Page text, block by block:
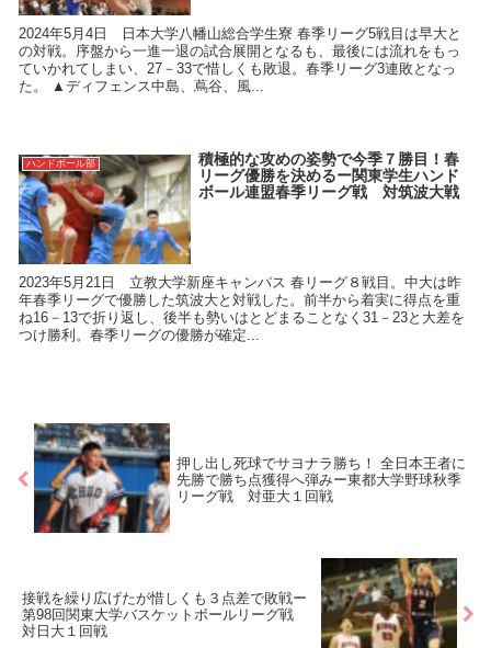
2024年5月4日 日本大学八幡山総合学生寮 春季リーグ5戦目は早大と
の対戦。序盤から一進一退の試合展開となるも、最後には流れをもっ
ていかれてしまい、27－33で惜しくも敗退。春季リーグ3連敗となっ
た。 ▲ディフェンス中島、蔦谷、風...
ハンドボール部
積極的な攻めの姿勢で今季７勝目！春
リーグ優勝を決めるー関東学生ハンド
ボール連盟春季リーグ戦 対筑波大戦
2023年5月21日 立教大学新座キャンパス 春リーグ８戦目。中大は昨
年春季リーグで優勝した筑波大と対戦した。前半から着実に得点を重
ね16－13で折り返し、後半も勢いはとどまることなく31－23と大差を
つけ勝利。春季リーグの優勝が確定...
押し出し死球でサヨナラ勝ち！ 全日本王者に
先勝で勝ち点獲得へ弾みー東都大学野球秋季
リーグ戦 対亜大１回戦
接戦を繰り広げたが惜しくも３点差で敗戦ー
第98回関東大学バスケットボールリーグ戦
対日大１回戦